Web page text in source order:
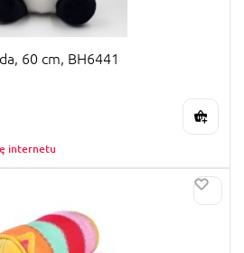
60 cm, BH6441
internetu